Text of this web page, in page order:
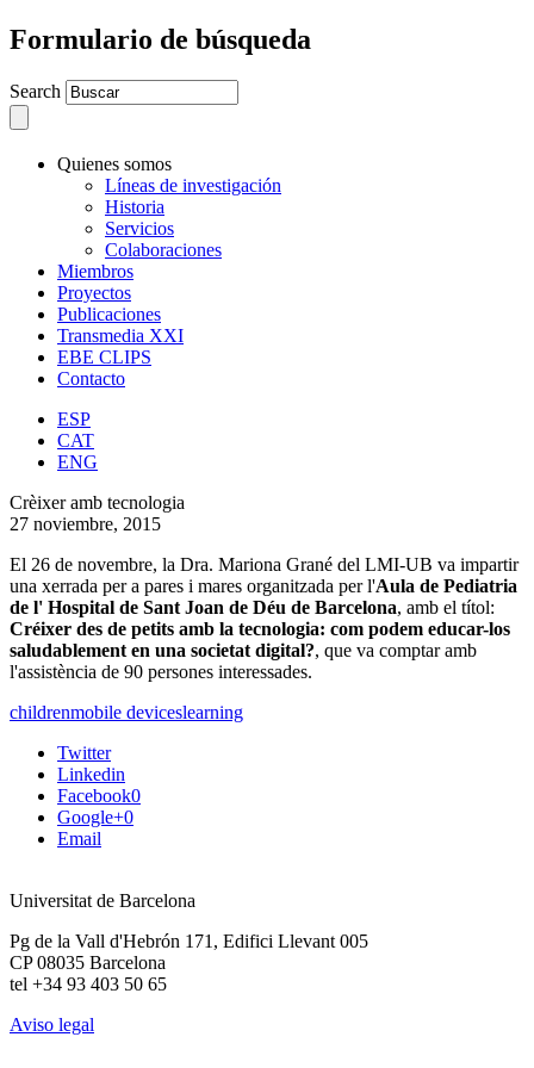
Formulario de búsqueda
Search
Quienes somos
Líneas de investigación
Historia
Servicios
Colaboraciones
Miembros
Proyectos
Publicaciones
Transmedia XXI
EBE CLIPS
Contacto
ESP
CAT
ENG
Crèixer amb tecnologia
27 noviembre, 2015
El 26 de novembre, la Dra. Mariona Grané del LMI-UB va impartir
una xerrada per a pares i mares organitzada per l'Aula de Pediatria
de l' Hospital de Sant Joan de Déu de Barcelona, amb el títol:
Créixer des de petits amb la tecnologia: com podem educar-los
saludablement en una societat digital?, que va comptar amb
l'assistència de 90 persones interessades.
childrenmobile deviceslearning
Twitter
Linkedin
Facebook0
Google+0
Email
Universitat de Barcelona
Pg de la Vall d'Hebrón 171, Edifici Llevant 005
CP 08035 Barcelona
tel +34 93 403 50 65
Aviso legal